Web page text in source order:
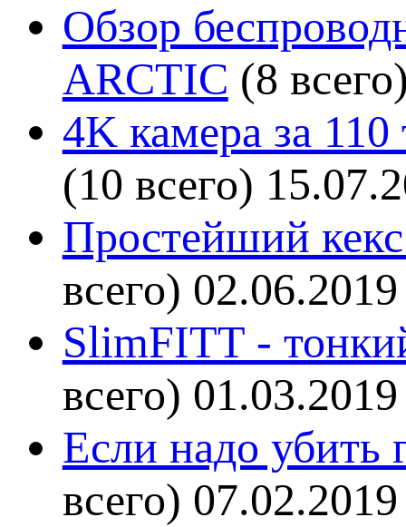
Обзор
ARCTIC (8
4K камера за
(10 всего)
Простейший кекс
всего) 02.06.2019
SlimFITT -
всего) 01.03.2019
Если надо убить
всего) 07.02.2019